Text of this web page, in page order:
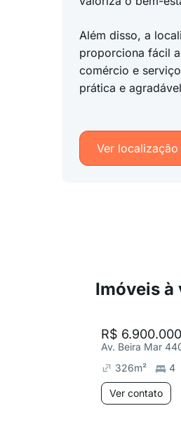
Além disso, a
proporciona fácil
comércio e
prática e
Ver localização
Imóveis à
R$ 6.900.000
Av. Beira Mar
326m² 4
Ver contato